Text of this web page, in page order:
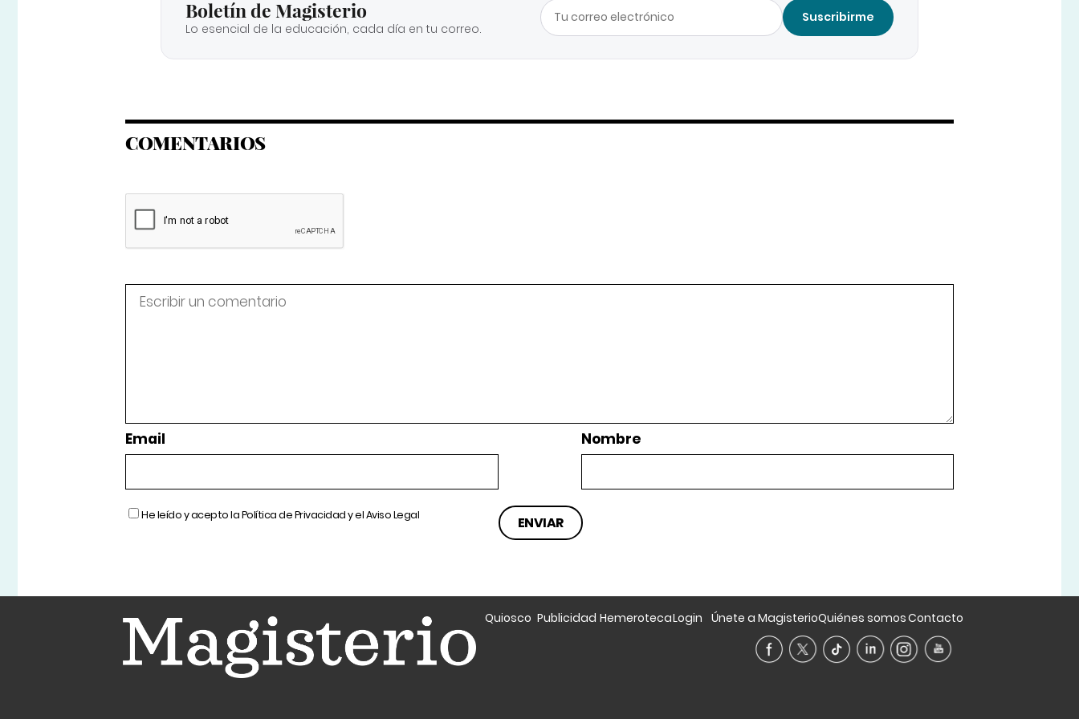
Boletín de Magisterio
Lo esencial de la educación, cada día en tu correo.
Suscribirme
COMENTARIOS
Email Nombre
He leído y acepto laPolítica de Privacidady elAviso Legal
Quiosco Publicidad HemerotecaLogin Únete a MagisterioQuiénes somosContacto